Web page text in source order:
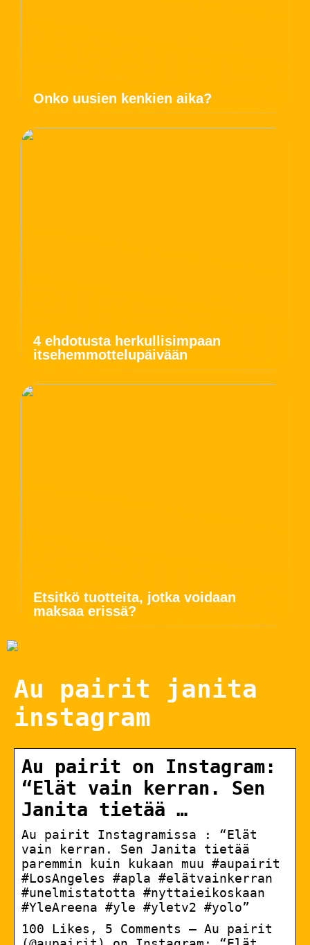
Onko uusien kenkien aika?
4 ehdotusta herkullisimpaan
itsehemmottelupäivään
Etsitkö tuotteita, jotka voidaan
maksaa erissä?
Au pairit janita
instagram
Au pairit on Instagram:
“Elät vain kerran. Sen
Janita tietää …
Au pairit Instagramissa : “Elät
vain kerran. Sen Janita tietää
paremmin kuin kukaan muu #aupairit
#LosAngeles #apla #elätvainkerran
#unelmistatotta #nyttaieikoskaan
#YleAreena #yle #yletv2 #yolo”
100 Likes, 5 Comments – Au pairit